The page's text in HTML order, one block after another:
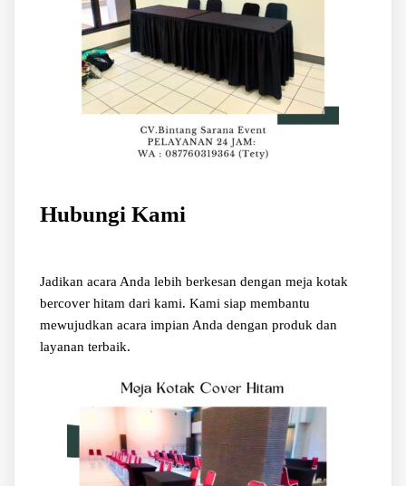
Hubungi Kami
Jadikan acara Anda lebih berkesan dengan meja kotak
bercover hitam dari kami. Kami siap membantu
mewujudkan acara impian Anda dengan produk dan
layanan terbaik.